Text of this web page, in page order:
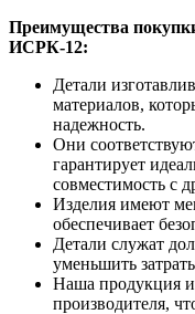
Преимущества
ИСРК-12:
Детали
материалов,
надежность.
Они
гарантирует
совместимость с
Изделия имеют
обеспечивает
Детали служат
уменьшить
Наша продукция
производителя,